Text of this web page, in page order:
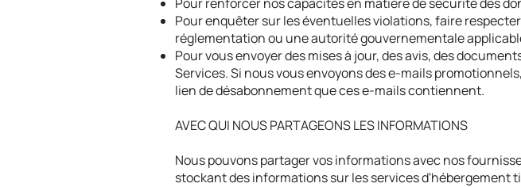
Pour enquêter sur les éventuelles violations, faire
réglementation ou une autorité gouvernementale
Pour vous envoyer des mises à jour, des avis, des
Services. Si nous vous envoyons des e-mails
lien de désabonnement que ces e-mails contiennent.
AVEC QUI NOUS PARTAGEONS LES INFORMATIONS
Nous pouvons partager vos informations avec nos
stockant des informations sur les services